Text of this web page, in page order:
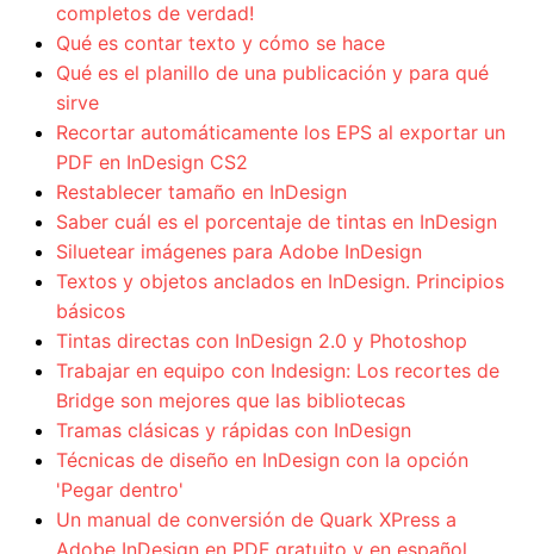
completos de verdad!
Qué es contar texto y cómo se hace
Qué es el planillo de una publicación y para qué
sirve
Recortar automáticamente los EPS al exportar un
PDF en InDesign CS2
Restablecer tamaño en InDesign
Saber cuál es el porcentaje de tintas en InDesign
Siluetear imágenes para Adobe InDesign
Textos y objetos anclados en InDesign. Principios
básicos
Tintas directas con InDesign 2.0 y Photoshop
Trabajar en equipo con Indesign: Los recortes de
Bridge son mejores que las bibliotecas
Tramas clásicas y rápidas con InDesign
Técnicas de diseño en InDesign con la opción
'Pegar dentro'
Un manual de conversión de Quark XPress a